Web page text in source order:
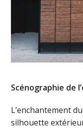
Scénographie de
L’enchantement
silhouette